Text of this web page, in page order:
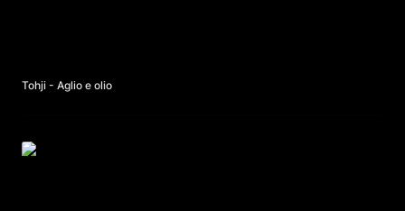
Tohji - Aglio e olio
YOASOBI「アイドル」 Official Music Video HIKAKIN Ver.